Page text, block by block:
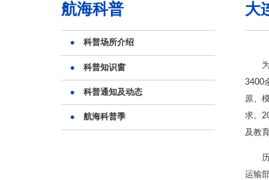
航海科普
科普场所介绍
科普知识窗
科普通知及动态
航海科普季
大
3400
原、
求。
及教
运输